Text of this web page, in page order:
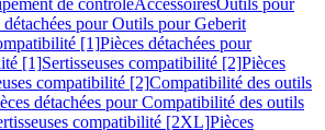
de contrôleAccessoiresOutils pour
détachées pour Outils pour Geberit
[1]Pièces détachées pour
[1]Sertisseuses compatibilité [2]Pièces
compatibilité [2]Compatibilité des outils
détachées pour Compatibilité des outils
compatibilité [2XL]Pièces